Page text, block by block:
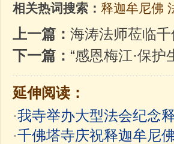
相关热词搜索： 释迦牟尼佛
上一篇： 海涛法师莅临
下一篇： “感恩梅江·保护
延伸阅读：
·我寺举办大型法会纪念
·千佛塔寺庆祝释迦牟尼